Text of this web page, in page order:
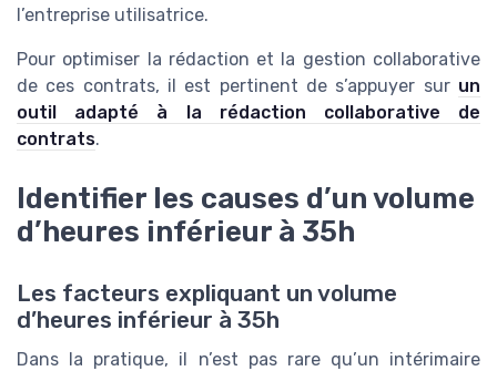
l’entreprise utilisatrice.
Pour optimiser la rédaction et la gestion collaborative
de ces contrats, il est pertinent de s’appuyer sur un
outil adapté à la rédaction collaborative de
contrats.
Identifier les causes d’un volume
d’heures inférieur à 35h
Les facteurs expliquant un volume
d’heures inférieur à 35h
Dans la pratique, il n’est pas rare qu’un intérimaire